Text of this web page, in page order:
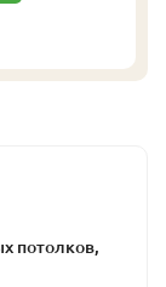
потолков,